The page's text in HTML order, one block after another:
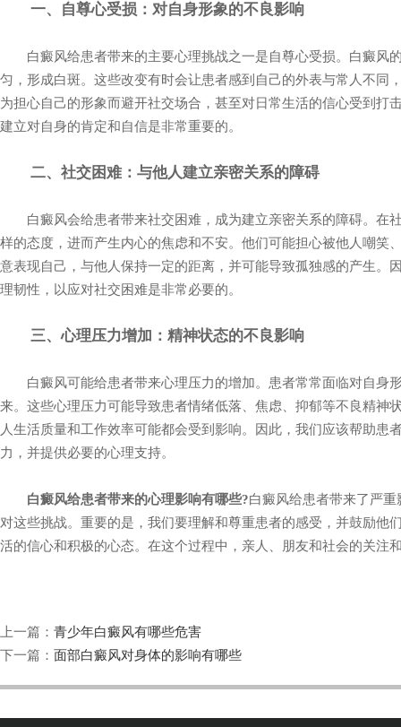
一、自尊心受损：对自身形象的不良影响
白癜风给患者带来的主要心理挑战之一是自尊心受损。白癜风
匀，形成白斑。这些改变有时会让患者感到自己的外表与常人不同
为担心自己的形象而避开社交场合，甚至对日常生活的信心受到打
建立对自身的肯定和自信是非常重要的。
二、社交困难：与他人建立亲密关系的障碍
白癜风会给患者带来社交困难，成为建立亲密关系的障碍。在
样的态度，进而产生内心的焦虑和不安。他们可能担心被他人嘲笑
意表现自己，与他人保持一定的距离，并可能导致孤独感的产生。
理韧性，以应对社交困难是非常必要的。
三、心理压力增加：精神状态的不良影响
白癜风可能给患者带来心理压力的增加。患者常常面临对自身
来。这些心理压力可能导致患者情绪低落、焦虑、抑郁等不良精神
人生活质量和工作效率可能都会受到影响。因此，我们应该帮助患
力，并提供必要的心理支持。
白癜风给患者带来的心理影响有哪些?白癜风给患者带来了严
对这些挑战。重要的是，我们要理解和尊重患者的感受，并鼓励他
活的信心和积极的心态。在这个过程中，亲人、朋友和社会的关注
上一篇： 青少年白癜风有哪些危害
下一篇： 面部白癜风对身体的影响有哪些